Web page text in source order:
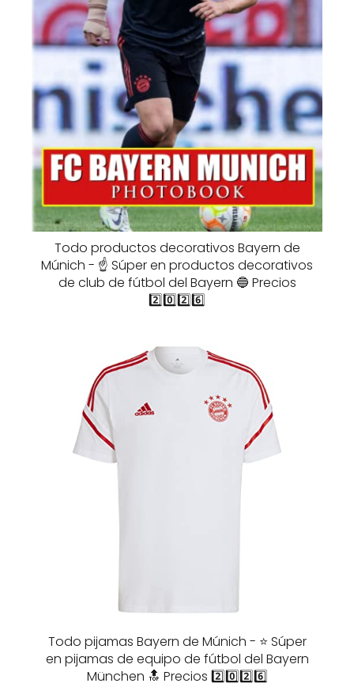
Todo productos decorativos Bayern de
Múnich - ☝️ Súper en productos decorativos
de club de fútbol del Bayern 🔵 Precios
2️⃣0️⃣2️⃣6️⃣
Todo pijamas Bayern de Múnich - ⭐️ Súper
en pijamas de equipo de fútbol del Bayern
München 🔝 Precios 2️⃣0️⃣2️⃣6️⃣